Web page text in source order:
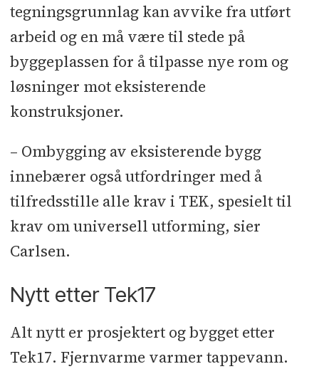
tegningsgrunnlag kan avvike fra utført
arbeid og en må være til stede på
byggeplassen for å tilpasse nye rom og
løsninger mot eksisterende
konstruksjoner.
– Ombygging av eksisterende bygg
innebærer også utfordringer med å
tilfredsstille alle krav i TEK, spesielt til
krav om universell utforming, sier
Carlsen.
Nytt etter Tek17
Alt nytt er prosjektert og bygget etter
Tek17. Fjernvarme varmer tappevann.